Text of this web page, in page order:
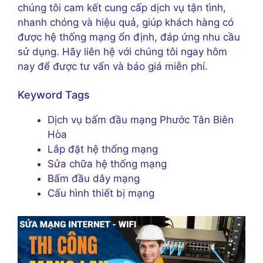
chúng tôi cam kết cung cấp dịch vụ tận tình,
nhanh chóng và hiệu quả, giúp khách hàng có
được hệ thống mạng ổn định, đáp ứng nhu cầu
sử dụng. Hãy liên hệ với chúng tôi ngay hôm
nay để được tư vấn và báo giá miễn phí.
Keyword Tags
Dịch vụ bấm đầu mạng Phước Tân Biên
Hòa
Lắp đặt hệ thống mạng
Sửa chữa hệ thống mạng
Bấm đầu dây mạng
Cấu hình thiết bị mạng